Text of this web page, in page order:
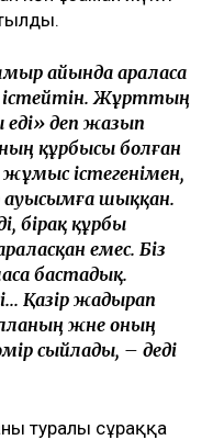
айында араласа
Жұрттың
еді» деп жазып
құрбысы болған
істегенімен,
ауысымға шыққан.
бірақ құрбы
емес. Біз
бастадық.
Қазір жадырап
және оның
сыйлады, – деді
туралы сұраққа